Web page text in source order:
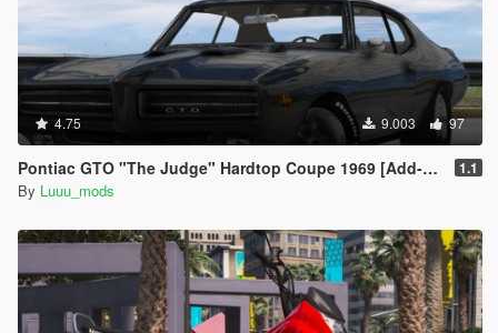
4.75 9.003 97
Pontiac GTO "The Judge" Hardtop Coupe 1969 [Add-On / FiveM | Unlocked] 1.1
By Luuu_mods